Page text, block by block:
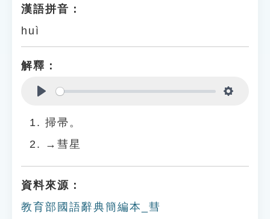
漢語拼音：
huì
解釋：
掃帚。
→彗星
資料來源：
教育部國語辭典簡編本_彗